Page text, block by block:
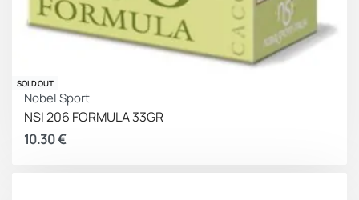
SOLD OUT
Nobel Sport
NSI 206 FORMULA 33GR
10.30€